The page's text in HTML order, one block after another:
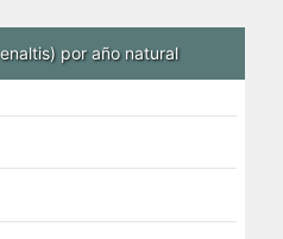
por año natural